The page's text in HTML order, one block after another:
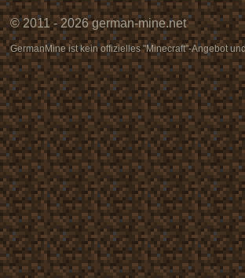
© 2011 - 2026 german-mine.net
GermanMine ist kein offizielles "Minecraft"-Angebot